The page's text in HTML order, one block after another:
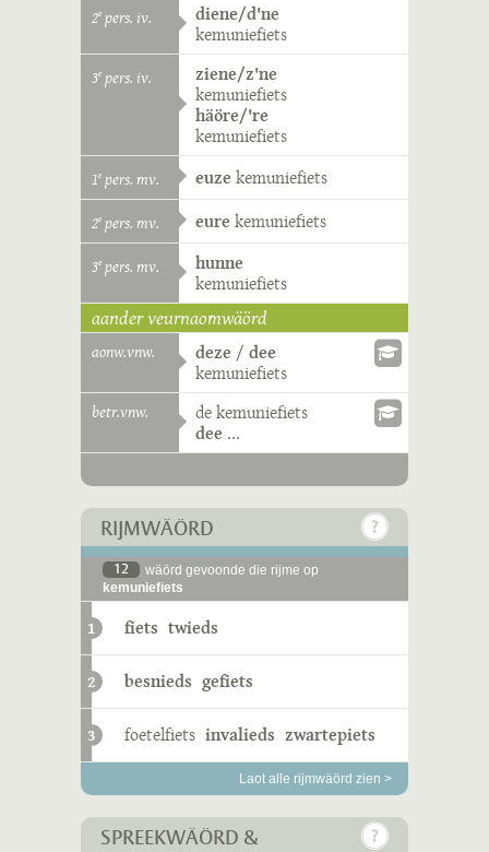
2e pers. iv.
diene/d'ne
kemuniefiets
3e pers. iv.
ziene/z'ne
kemuniefiets
häöre/'re
kemuniefiets
1e pers. mv. euze kemuniefiets
2e pers. mv. eure kemuniefiets
3e pers. mv.
hunne
kemuniefiets
aander veurnaomwäörd
aonw.vnw. deze / dee
kemuniefiets
betr.vnw. dekemuniefiets
dee ...
RIJMWÄÖRD
12
wäörd gevoonde die rijme op
kemuniefiets
1 fiets twieds
2 besnieds gefiets
3 foetelfiets invalieds zwartepiets
Laot alle rijmwäörd zien >
SPREEKWÄÖRD &